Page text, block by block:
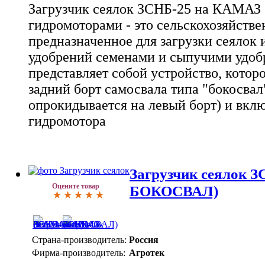
Загрузчик сеялок ЗСНБ-25 на КАМАЗ
гидромоторами - это
предназначенное для загрузки сеялок
удобрений семенами и сыпучими
представляет собой устройство,
задний борт самосвала типа
опрокидывается на левый борт) и
гидромотора
Оцените товар
Загрузчик
БОКОСВАЛ)
Страна-производитель: Россия
Фирма-производитель: Агротек